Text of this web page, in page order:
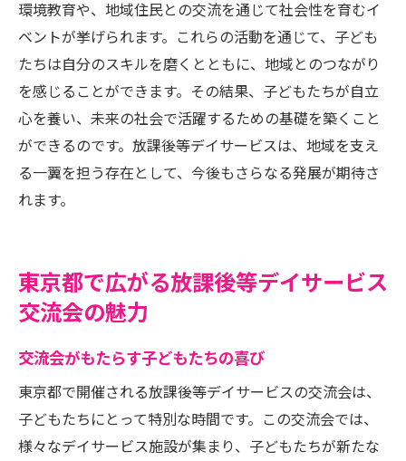
環境教育や、地域住民との交流を通じて社会性を育むイ
ベントが挙げられます。これらの活動を通じて、子ども
たちは自分のスキルを磨くとともに、地域とのつながり
を感じることができます。その結果、子どもたちが自立
心を養い、未来の社会で活躍するための基礎を築くこと
ができるのです。放課後等デイサービスは、地域を支え
る一翼を担う存在として、今後もさらなる発展が期待さ
れます。
東京都で広がる放課後等デイサービス
交流会の魅力
交流会がもたらす子どもたちの喜び
東京都で開催される放課後等デイサービスの交流会は、
子どもたちにとって特別な時間です。この交流会では、
様々なデイサービス施設が集まり、子どもたちが新たな